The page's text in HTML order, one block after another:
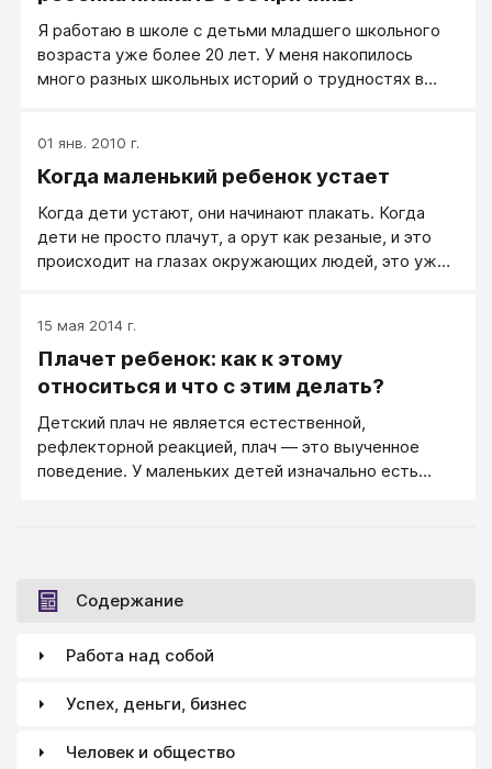
Я работаю в школе с детьми младшего школьного
возраста уже более 20 лет. У меня накопилось
много разных школьных историй о трудностях в
01 янв. 2010 г.
Когда маленький ребенок устает
Когда дети устают, они начинают плакать. Когда
дети не просто плачут, а орут как резаные, и это
происходит на глазах окружающих людей, это уже
перестала плакать?» - и правда со всей силы
шлепают, еще резко дергая за руку. Успокаивает ли
это ребенка? Нет.;;
15 мая 2014 г.
Плачет ребенок: как к этому
относиться и что с этим делать?
Детский плач не является естественной,
рефлекторной реакцией, плач — это выученное
поведение. У маленьких детей изначально есть
Содержание
Работа над собой
Успех, деньги, бизнес
Человек и общество